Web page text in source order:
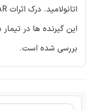
این گیرنده ها در
بررسی شده است.